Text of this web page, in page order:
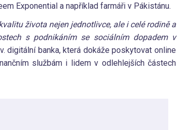
Exponential a například farmáři v Pákistánu.
života nejen jednotlivce, ale i celé rodině a
s podnikáním se sociálním dopadem v
digitální banka, která dokáže poskytovat online
službám i lidem v odlehlejších částech